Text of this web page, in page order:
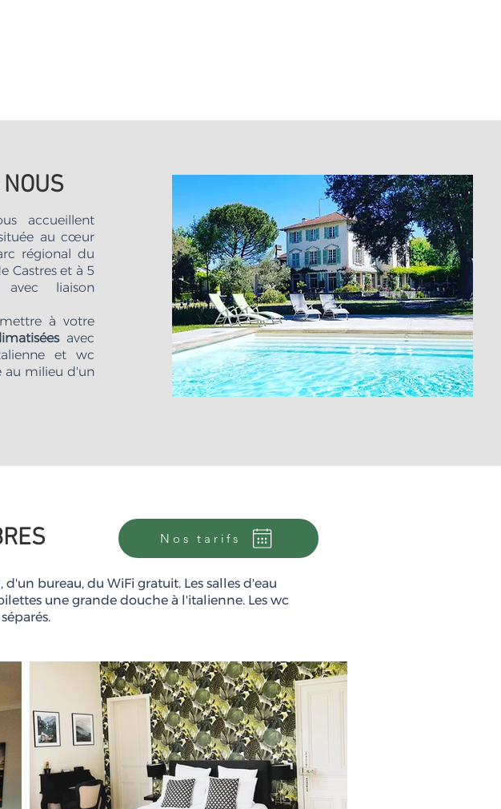
accueillent
au cœur
régional du
Castres et à 5
liaison
à votre
avec
et wc
au milieu d'un
Nos tarifs
bureau, du WiFi gratuit. Les salles d'eau
une grande douche à l'italienne. Les wc